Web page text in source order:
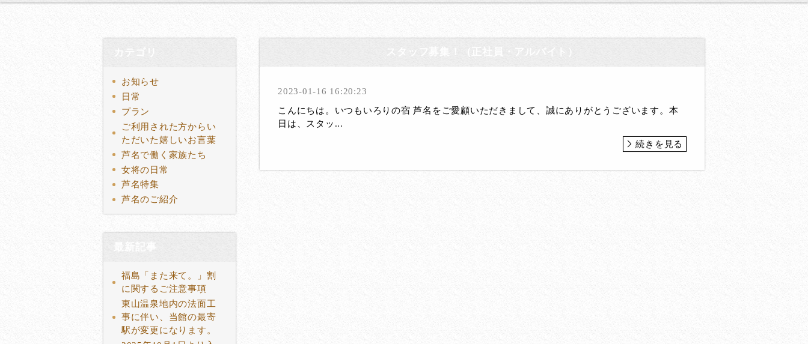
カテゴリ
お知らせ
日常
プラン
ご利用された方からい
ただいた嬉しいお言葉
芦名で働く家族たち
女将の日常
芦名特集
芦名のご紹介
最新記事
福島「また来て。」割
に関するご注意事項
東山温泉地内の法面工
事に伴い、当館の最寄
駅が変更になります。
スタッフ募集！（正社員・アルバイト）
2023-01-16 16:20:23
こんにちは。いつもいろりの宿 芦名をご愛顧いただきまして、誠にありがとうございます。本
日は、スタッ...
続きを見る